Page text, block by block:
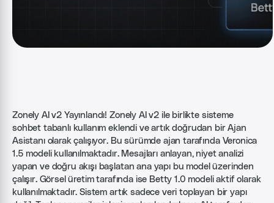
Zonely AI v2 Yayınlandı! Zonely AI v2 ile birlikte sisteme
sohbet tabanlı kullanım eklendi ve artık doğrudan bir Ajan
Asistanı olarak çalışıyor. Bu sürümde ajan tarafında Veronica
1.5 modeli kullanılmaktadır. Mesajları anlayan, niyet analizi
yapan ve doğru akışı başlatan ana yapı bu model üzerinden
çalışır. Görsel üretim tarafında ise Betty 1.0 modeli aktif olarak
kullanılmaktadır. Sistem artık sadece veri toplayan bir yapı